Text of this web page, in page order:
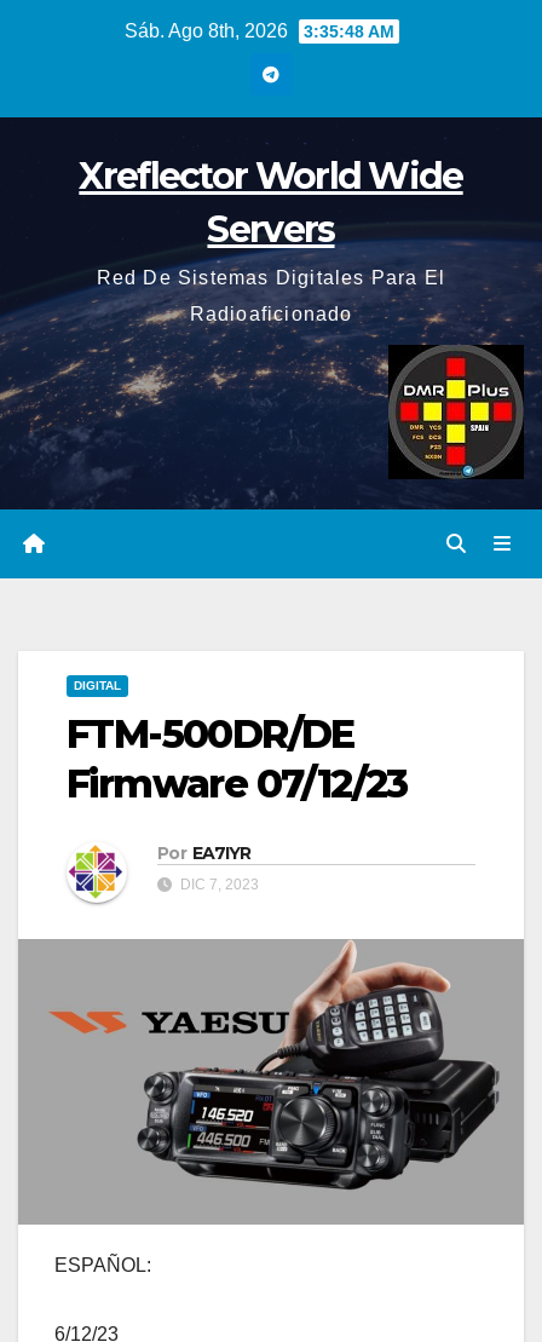
Sáb. Ago 8th, 2026 3:35:49 AM
Xreflector World Wide
Servers
Red De Sistemas Digitales Para El
Radioaficionado
DIGITAL
FTM-500DR/DE
Firmware 07/12/23
Por EA7IYR
DIC 7, 2023
ESPAÑOL:
6/12/23